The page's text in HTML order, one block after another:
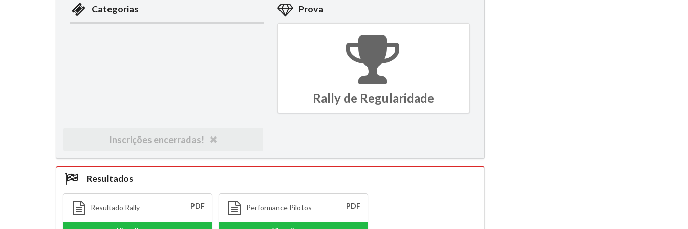
Categorias Prova
Rally de Regularidade
Inscrições encerradas!
Resultados
Resultado Rally PDF Performance Pilotos PDF